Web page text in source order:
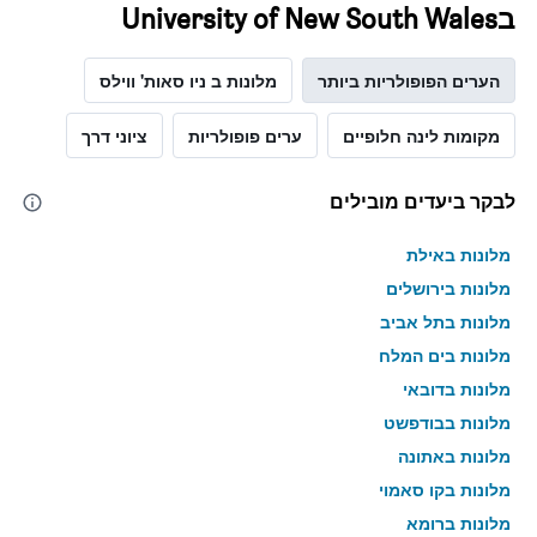
בUniversity of New South Wales
הערים הפופולריות ביותר מלונות ב ניו סאות' ווילס
מקומות לינה חלופיים ערים פופולריות ציוני דרך
לבקר ביעדים מובילים
מלונות באילת
מלונות בירושלים
מלונות בתל אביב
מלונות בים המלח
מלונות בדובאי
מלונות בבודפשט
מלונות באתונה
מלונות בקו סאמוי
מלונות ברומא